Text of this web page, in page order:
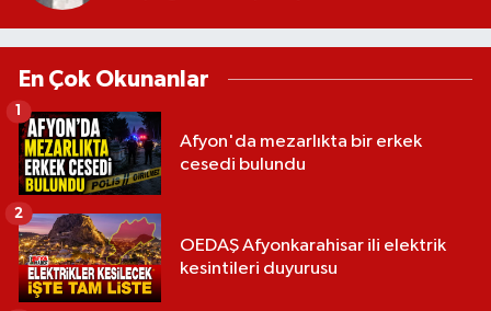
En Çok Okunanlar
Afyon'da mezarlıkta bir erkek
cesedi bulundu
1
OEDAŞ Afyonkarahisar ili elektrik
kesintileri duyurusu
2